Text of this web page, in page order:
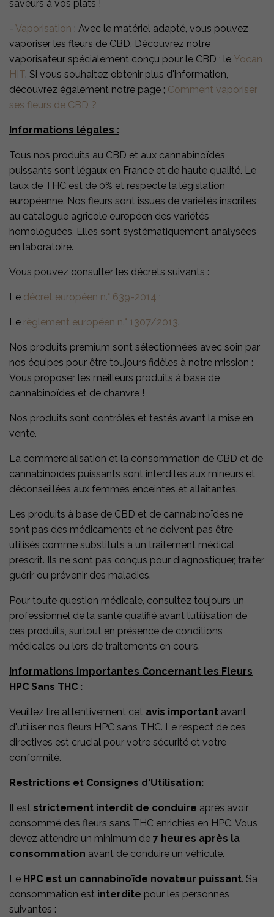
saveurs à vos plats !
- Vaporisation : Avec le matériel adapté, vous pouvez
vaporiser les fleurs de CBD. Découvrez notre
vaporisateur spécialement conçu pour le CBD ; le Yocan
HIT. Si vous souhaitez obtenir plus d'information,
découvrez également notre page ; Comment vaporiser
ses fleurs de CBD ?
Informations légales :
Tous nos produits au CBD et aux cannabinoïdes
puissants sont légaux en France et de haute qualité. Le
taux de THC est de 0% et respecte la législation
européenne. Nos fleurs sont issues de variétés inscrites
au catalogue agricole européen des variétés
homologuées. Elles sont systématiquement analysées
en laboratoire.
Vous pouvez consulter les décrets suivants :
Le décret européen n.° 639-2014 ;
Le règlement européen n.° 1307/2013.
Nos produits premium sont sélectionnées avec soin par
nos équipes pour être toujours fidèles à notre mission :
Vous proposer les meilleurs produits à base de
cannabinoïdes et de chanvre !
Nos produits sont contrôlés et testés avant la mise en
vente.
La commercialisation et la consommation de CBD et de
cannabinoïdes puissants sont interdites aux mineurs et
déconseillées aux femmes enceintes et allaitantes.
Les produits à base de CBD et de cannabinoïdes ne
sont pas des médicaments et ne doivent pas être
utilisés comme substituts à un traitement médical
prescrit. Ils ne sont pas conçus pour diagnostiquer, traiter,
guérir ou prévenir des maladies.
Pour toute question médicale, consultez toujours un
professionnel de la santé qualifié avant l’utilisation de
ces produits, surtout en présence de conditions
médicales ou lors de traitements en cours.
Informations Importantes Concernant les Fleurs
HPC Sans THC :
Veuillez lire attentivement cet avis important avant
d'utiliser nos fleurs HPC sans THC. Le respect de ces
directives est crucial pour votre sécurité et votre
conformité.
Restrictions et Consignes d'Utilisation:
Il est strictement interdit de conduire après avoir
consommé des fleurs sans THC enrichies en HPC. Vous
devez attendre un minimum de 7 heures après la
consommation avant de conduire un véhicule.
Le HPC est un cannabinoïde novateur puissant. Sa
consommation est interdite pour les personnes
suivantes :